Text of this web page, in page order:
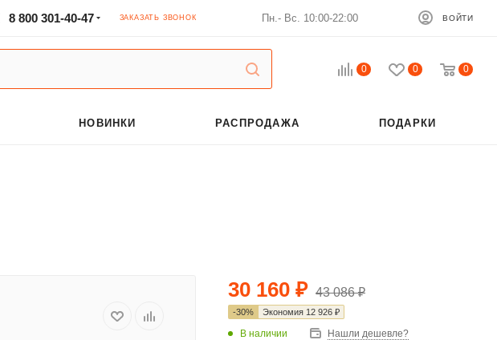
8 800 301-40-47 ЗАКАЗАТЬ ЗВОНОК Пн.- Вс. 10:00-22:00 ВОЙТИ
0 0 0
НОВИНКИ РАСПРОДАЖА ПОДАРКИ
30 160 ₽ 43 086₽
-30% Экономия 12 926 ₽
В наличии Нашли дешевле?